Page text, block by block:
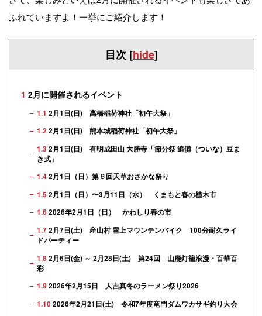
ふれていますよ！一挙にご紹介します！
目次 [hide]
1 2月に開催されるイベント
1.1 2月1日(日) 高橋稲荷神社「初午大祭」
1.2 2月1日(日) 熊本城稲荷神社「初午大祭」
1.3 2月1日(日) 有明成田山 大勝寺「節分祭 追儺（ついな）豆ま
き式」
1.42月1日（日）第６回天草おさかな祭り
1.5 2月1日（日）〜3月11日（水） くまもと春の植木市
1.6 2026年2月1日（日） かわしり春の市
1.72月7日(土) 産山村 雪上マウンテンバイク 100分耐久ライ
ドパーティー
1.82月6日(金) ～ 2月28日(土) 第24回 山鹿灯籠浪漫・百華百
彩
1.9 2026年2月15日 人吉真冬のラーメン祭り2026
1.10 2026年2月21日(土) 令和7年度竜門ダムワカサギ釣り大会